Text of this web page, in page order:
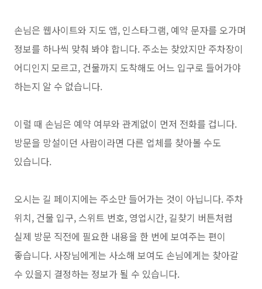
손님은 웹사이트와 지도 앱, 인스타그램, 예약 문자를 오가며
정보를 하나씩 맞춰 봐야 합니다. 주소는 찾았지만 주차장이
어디인지 모르고, 건물까지 도착해도 어느 입구로 들어가야
하는지 알 수 없습니다.
이럴 때 손님은 예약 여부와 관계없이 먼저 전화를 겁니다.
방문을 망설이던 사람이라면 다른 업체를 찾아볼 수도
있습니다.
오시는 길 페이지에는 주소만 들어가는 것이 아닙니다. 주차
위치, 건물 입구, 스위트 번호, 영업시간, 길찾기 버튼처럼
실제 방문 직전에 필요한 내용을 한 번에 보여주는 편이
좋습니다. 사장님에게는 사소해 보여도 손님에게는 찾아갈
수 있을지 결정하는 정보가 될 수 있습니다.